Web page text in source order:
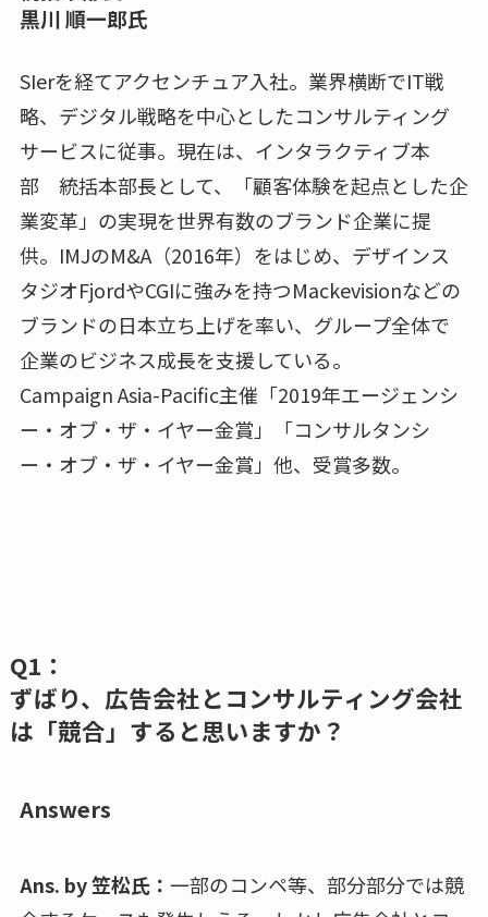
黒川 順一郎氏
SIerを経てアクセンチュア入社。業界横断でIT戦
略、デジタル戦略を中心としたコンサルティング
サービスに従事。現在は、インタラクティブ本
部 統括本部長として、「顧客体験を起点とした企
業変革」の実現を世界有数のブランド企業に提
供。IMJのM&A（2016年）をはじめ、デザインス
タジオFjordやCGIに強みを持つMackevisionなどの
ブランドの日本立ち上げを率い、グループ全体で
企業のビジネス成長を支援している。
Campaign Asia-Pacific主催「2019年エージェンシ
ー・オブ・ザ・イヤー金賞」「コンサルタンシ
ー・オブ・ザ・イヤー金賞」他、受賞多数。
Q1：
ずばり、広告会社とコンサルティング会社
は「競合」すると思いますか？
Answers
Ans. by 笠松氏： 一部のコンペ等、部分部分では競